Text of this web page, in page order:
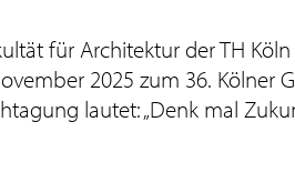
für Architektur der TH
2025 zum 36. Kölner
lautet: „Denk mal